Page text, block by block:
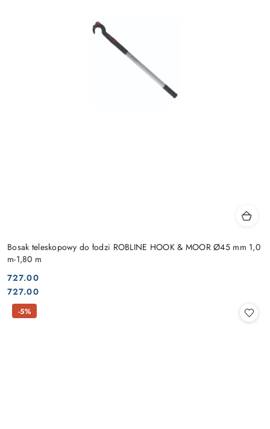
Bosak teleskopowy do łodzi ROBLINE HOOK & MOOR Ø45 mm 1,0
m-1,80 m
Cena:
727.00
Cena:
727.00
-5%